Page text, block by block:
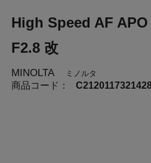
High Speed AF
F2.8 改
MINOLTA ミノルタ
商品コード：